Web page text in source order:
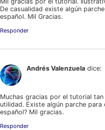
De casualidad existe algún
español. Mil Gracias.
Responder
Andrés Valenzuela dice:
Muchas gracias por el tutorial
utilidad. Existe algún parche
español? Mil gracias.
Responder